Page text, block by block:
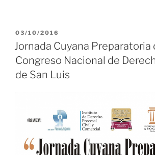
PUBLICADO
EL
03/10/2016
Jornada Cuyana Preparatoria
Congreso Nacional de
de San Luis